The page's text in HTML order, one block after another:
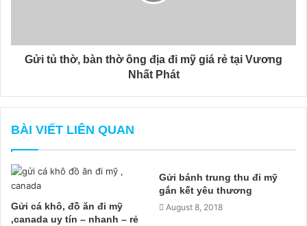
Gửi tủ thờ, bàn thờ ông địa đi mỹ giá rẻ tại Vương
Nhất Phát
BÀI VIẾT LIÊN QUAN
Gửi cá khô, đồ ăn đi mỹ
,canada uy tín – nhanh – rẻ
Gửi bánh trung thu đi mỹ
gắn kết yêu thương
August 8, 2018